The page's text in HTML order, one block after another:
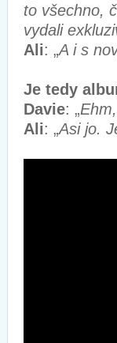
to všechno,
vydali
Ali: „A i s
Je tedy
Davie: „
Ali: „Asi jo.